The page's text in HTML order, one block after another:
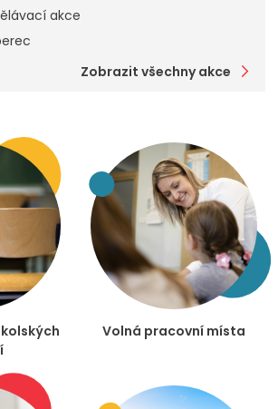
akce
Zobrazit všechny akce
Volná pracovní místa